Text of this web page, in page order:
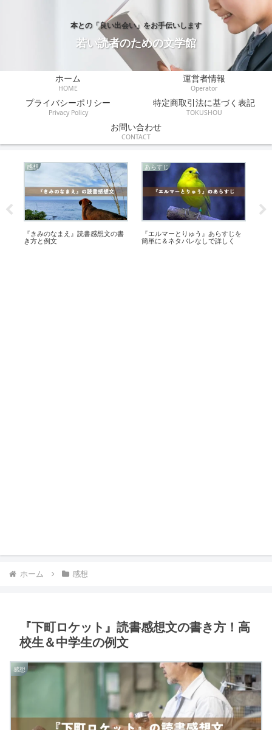
本との「良い出会い」をお手伝いします
若い読者のための文学館
ホーム
HOME
運営者情報
Operator
プライバシーポリシー
Privacy Policy
特定商取引法に基づく表記
TOKUSHOU
お問い合わせ
CONTACT
感想
『きみのなまえ』読書感想文の書
き方と例文
あらすじ
『エルマーとりゅう』あらすじを
簡単に＆ネタバレなしで詳しく
ホーム 感想
『下町ロケット』読書感想文の書き方！高
校生＆中学生の例文
感想